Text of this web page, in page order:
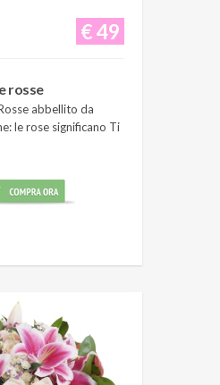
€ 49
rosse
abbellito da
le rose significano Ti